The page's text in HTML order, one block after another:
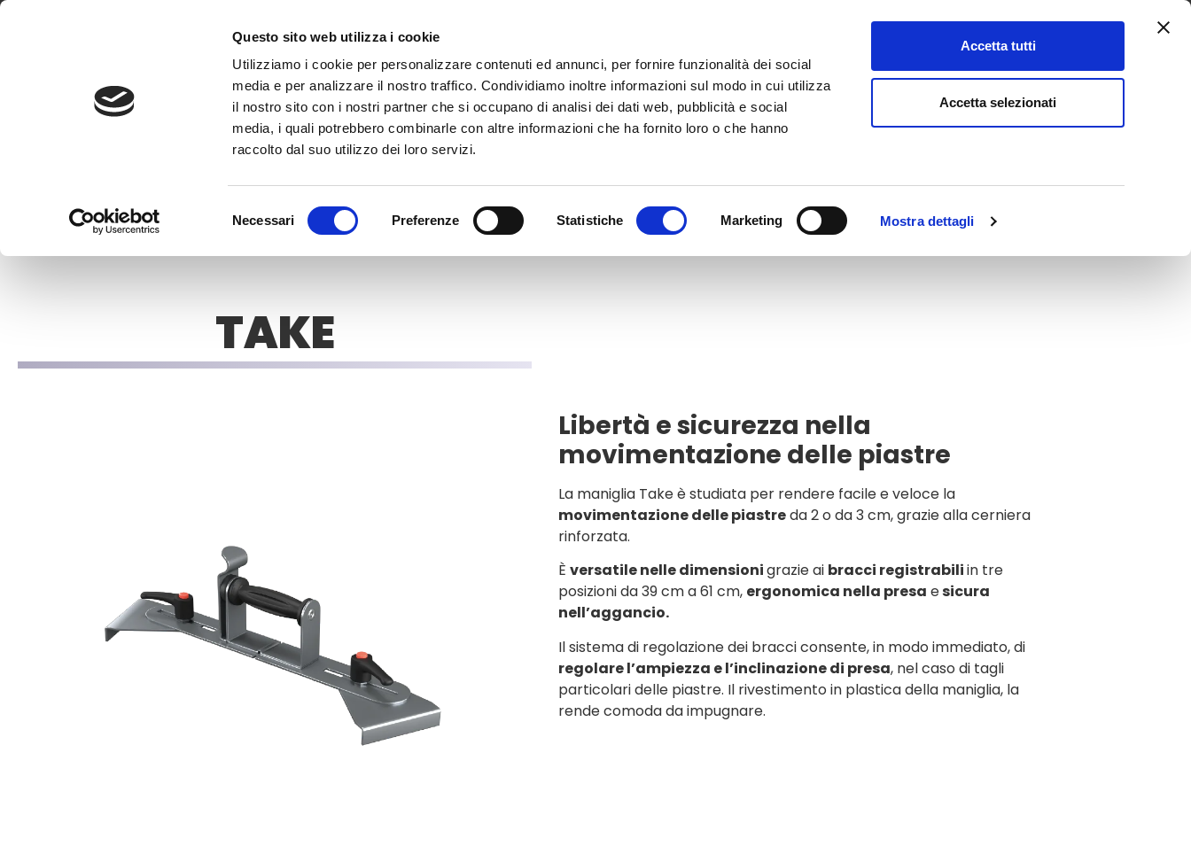
Questo sito web utilizza i cookie
Utilizziamo i cookie per personalizzare contenuti ed annunci, per fornire funzionalità dei social
media e per analizzare il nostro traffico. Condividiamo inoltre informazioni sul modo in cui utilizza
il nostro sito con i nostri partner che si occupano di analisi dei dati web, pubblicità e social
media, i quali potrebbero combinarle con altre informazioni che ha fornito loro o che hanno
raccolto dal suo utilizzo dei loro servizi.
del
Necessari Preferenze Statistiche Marketing Mostra dettagli
Accetta tutti
Accetta selezionati
▼
Gamma Tools
Prodotti»TOOLS»Take
TAKE
Libertà e sicurezza nella
movimentazione delle piastre
La maniglia Take è studiata per rendere facile e veloce la
movimentazione delle piastreda 2 o da 3 cm, grazie alla cerniera
rinforzata.
È versatile nelle dimensionigrazie ai bracci registrabiliin tre
posizioni da 39 cm a 61 cm, ergonomica nella presa esicura
nell’aggancio.
Il sistema di regolazione dei bracci consente, in modo immediato, di
regolare l’ampiezza e l’inclinazione di presa, nel caso di tagli
particolari delle piastre. Il rivestimento in plastica della maniglia, la
rende comoda da impugnare.